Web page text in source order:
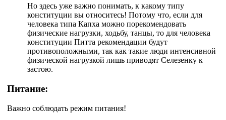
Но здесь уже важно понимать, к какому типу
конституции вы относитесь! Потому что, если для
человека типа Капха можно порекомендовать
физические нагрузки, ходьбу, танцы, то для человека
конституции Питта рекомендации будут
противоположными, так как такие люди интенсивной
физической нагрузкой лишь приводят Селезенку к
застою.
Питание:
Важно соблюдать режим питания!